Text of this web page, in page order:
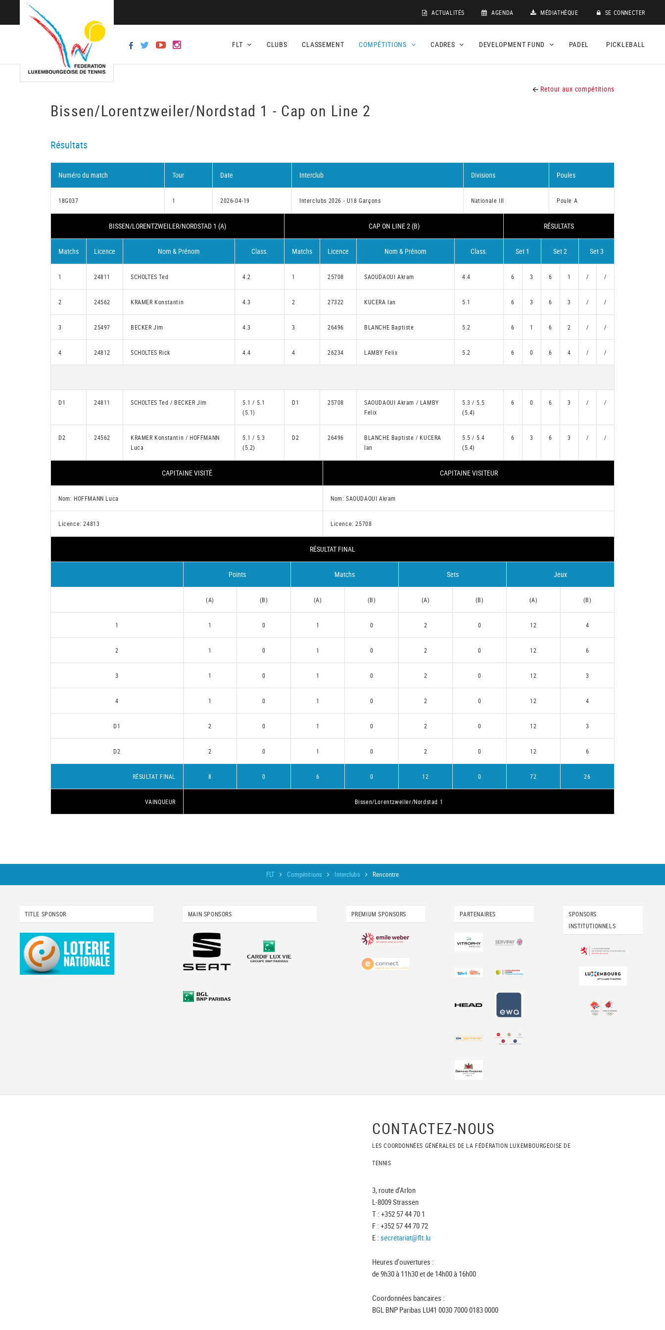
ACTUALITÉS AGENDA MÉDIATHÈQUE SE CONNECTER
FLT CLUBS CLASSEMENT COMPÉTITIONS CADRES DEVELOPMENT FUND PADEL PICKLEBALL
Retour aux compétitions
Bissen/Lorentzweiler/Nordstad 1 - Cap on Line 2
Résultats
Numéro du match Tour Date Interclub Divisions Poules
18G037 1 2026-04-19 Interclubs 2026 - U18 Garçons Nationale III Poule A
BISSEN/LORENTZWEILER/NORDSTAD 1 (A) CAP ON LINE 2 (B) RÉSULTATS
Matchs Licence Nom & Prénom Class. Matchs Licence Nom & Prénom Class. Set 1 Set 2 Set 3
1 24811 SCHOLTES Ted 4.2 1 25708 SAOUDAOUI Akram 4.4 6 3 6 1 / /
2 24562 KRAMER Konstantin 4.3 2 27322 KUCERA Ian 5.1 6 3 6 3 / /
3 25497 BECKER Jim 4.3 3 26496 BLANCHE Baptiste 5.2 6 1 6 2 / /
4 24812 SCHOLTES Rick 4.4 4 26234 LAMBY Felix 5.2 6 0 6 4 / /
D1 24811 SCHOLTES Ted / BECKER Jim
5.1 / 5.1
(5.1)
D1 25708
SAOUDAOUI Akram / LAMBY
Felix
5.3 / 5.5
(5.4)
6 0 6 3 / /
D2 24562
KRAMER Konstantin / HOFFMANN
Luca
5.1 / 5.3
(5.2)
D2 26496
BLANCHE Baptiste / KUCERA
Ian
5.5 / 5.4
(5.4)
6 3 6 3 / /
CAPITAINE VISITÉ CAPITAINE VISITEUR
Nom: HOFFMANN Luca Nom: SAOUDAOUI Akram
Licence: 24813 Licence: 25708
RÉSULTAT FINAL
Points Matchs Sets Jeux
(A) (B) (A) (B) (A) (B) (A) (B)
1 1 0 1 0 2 0 12 4
2 1 0 1 0 2 0 12 6
3 1 0 1 0 2 0 12 3
4 1 0 1 0 2 0 12 4
D1 2 0 1 0 2 0 12 3
D2 2 0 1 0 2 0 12 6
RÉSULTAT FINAL 8 0 6 0 12 0 72 26
VAINQUEUR Bissen/Lorentzweiler/Nordstad 1
FLT Compétitions Interclubs Rencontre
TITLE SPONSOR MAIN SPONSORS PREMIUM SPONSORS PARTENAIRES
SPONSORS
INSTITUTIONNELS
CONTACTEZ-NOUS
LES COORDONNÉES GÉNÉRALES DE LA FÉDÉRATION LUXEMBOURGEOISE DE
TENNIS
3, route d'Arlon
L-8009 Strassen
T : +352 57 44 70 1
F : +352 57 44 70 72
E : secretariat@flt.lu
Heures d'ouvertures :
de 9h30 à 11h30 et de 14h00 à 16h00
Coordonnées bancaires :
BGL BNP Paribas LU41 0030 7000 0183 0000